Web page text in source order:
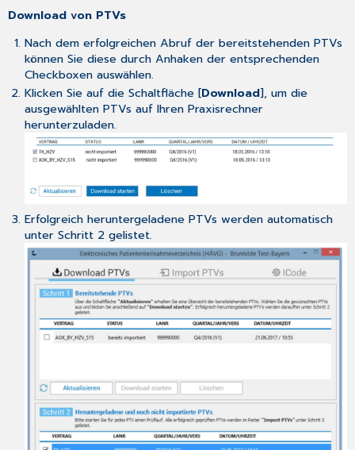
Download von PTVs
Nach dem erfolgreichen Abruf der bereitstehenden PTVs
können Sie diese durch Anhaken der entsprechenden
Checkboxen auswählen.
Klicken Sie auf die Schaltfläche [Download], um die
ausgewählten PTVs auf Ihren Praxisrechner
herunterzuladen.
Erfolgreich heruntergeladene PTVs werden automatisch
unter Schritt 2 gelistet.